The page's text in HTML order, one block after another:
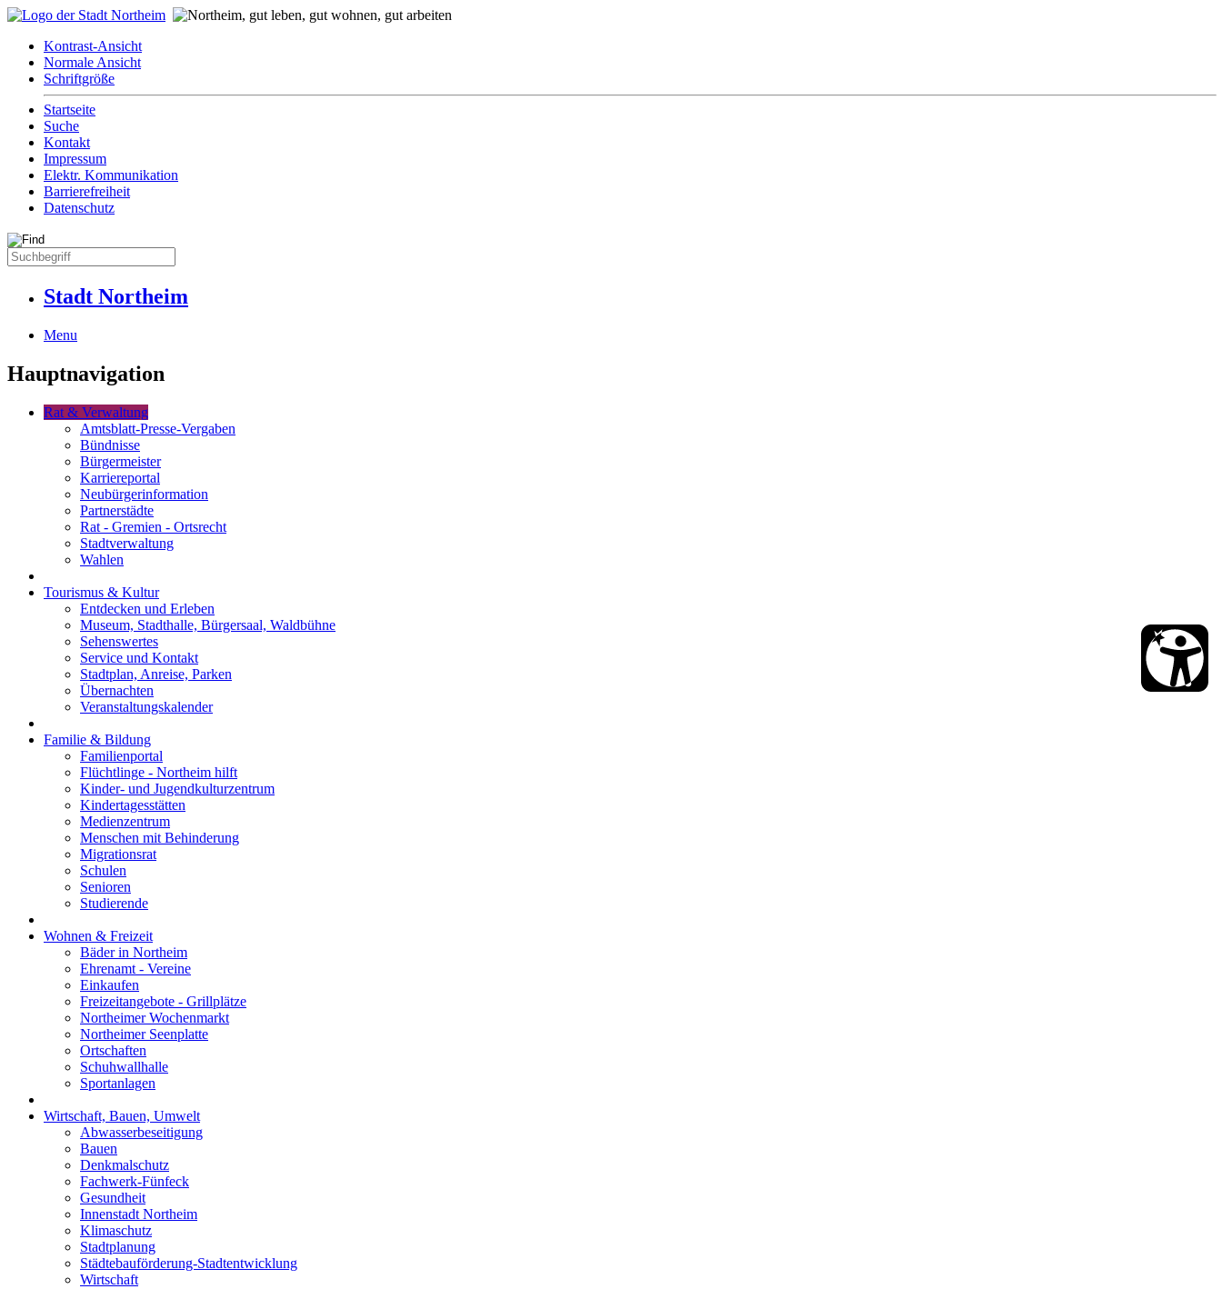
Kontrast-Ansicht
Normale Ansicht
Schriftgröße
Startseite
Suche
Kontakt
Impressum
Elektr. Kommunikation
Barrierefreiheit
Datenschutz
Stadt Northeim
Menu
Hauptnavigation
Rat & Verwaltung
Amtsblatt-Presse-Vergaben
Bündnisse
Bürgermeister
Karriereportal
Neubürgerinformation
Partnerstädte
Rat - Gremien - Ortsrecht
Stadtverwaltung
Wahlen
Tourismus & Kultur
Entdecken und Erleben
Museum, Stadthalle, Bürgersaal, Waldbühne
Sehenswertes
Service und Kontakt
Stadtplan, Anreise, Parken
Übernachten
Veranstaltungskalender
Familie & Bildung
Familienportal
Flüchtlinge - Northeim hilft
Kinder- und Jugendkulturzentrum
Kindertagesstätten
Medienzentrum
Menschen mit Behinderung
Migrationsrat
Schulen
Senioren
Studierende
Wohnen & Freizeit
Bäder in Northeim
Ehrenamt - Vereine
Einkaufen
Freizeitangebote - Grillplätze
Northeimer Wochenmarkt
Northeimer Seenplatte
Ortschaften
Schuhwallhalle
Sportanlagen
Wirtschaft, Bauen, Umwelt
Abwasserbeseitigung
Bauen
Denkmalschutz
Fachwerk-Fünfeck
Gesundheit
Innenstadt Northeim
Klimaschutz
Stadtplanung
Städtebauförderung-Stadtentwicklung
Wirtschaft